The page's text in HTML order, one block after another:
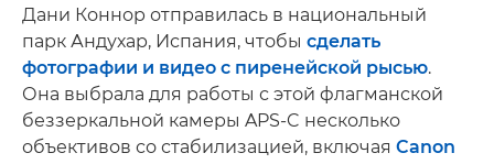
Дани Коннор отправилась в национальный
парк Андухар, Испания, чтобы сделать
фотографии и видео с пиренейской рысью.
Она выбрала для работы с этой флагманской
беззеркальной камеры APS-C несколько
объективов со стабилизацией, включая Canon